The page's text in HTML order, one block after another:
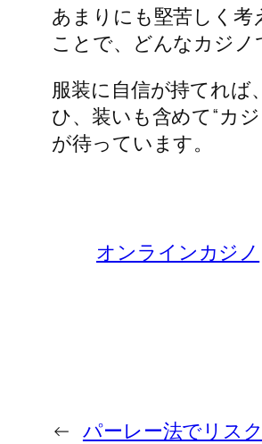
あまりにも堅苦しく考
ことで、どんなカジノ
服装に自信が持てれ
ひ、装いも含めて“カ
が待っています。
オンラインカジノ
← パーレー法でリス